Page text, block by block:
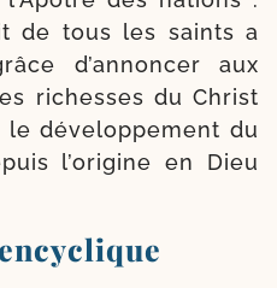
de tous les saints a
d’an­non­cer aux
richesses du Christ
déve­lop­pe­ment du
l’o­ri­gine en Dieu